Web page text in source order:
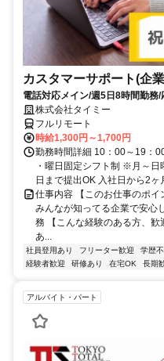
カスタマーサポート(企
電話対応メイン/週5日8時間勤務
株式会社タイミー
フルリモート
時給1,300円～1,700円
勤務時間詳細 10：00～19：
・曜日固定シフト制 ※月～
日まで提出OK 入社日から2
仕事内容 【このお仕事のポイ
みんなが知ってる企業で安心
務 【こんな経験のある方、
あ...
社員登用あり フリーター歓迎 学歴
経験者歓迎
研修あり 在宅OK 長期
アルバイト・パート